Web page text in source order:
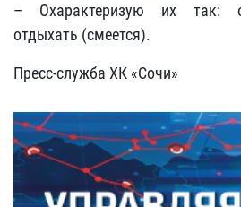
– Охарактеризую их так:
отдыхать (смеется).
Пресс-служба ХК «Сочи»